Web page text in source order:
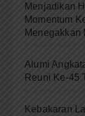
Menjadikan
Momentum
Menegakkan
Alumi
Reuni Ke-45
Kebakaran